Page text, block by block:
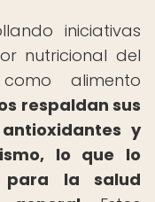
iniciativas
nutricional del
alimento
respaldan sus
y
lo que lo
para la salud